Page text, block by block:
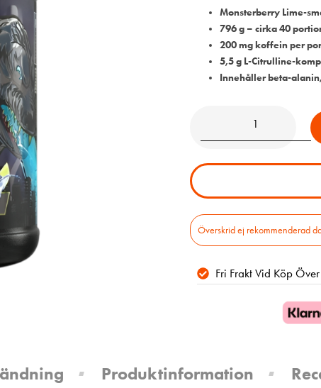
Monsterberry Lime-
796 g – cirka 40
200 mg koffein per
5,5 g L-Citrulline-
Innehåller beta-
Överskrid ej rekommenderad
Fri Frakt Vid Köp
Produktinformation